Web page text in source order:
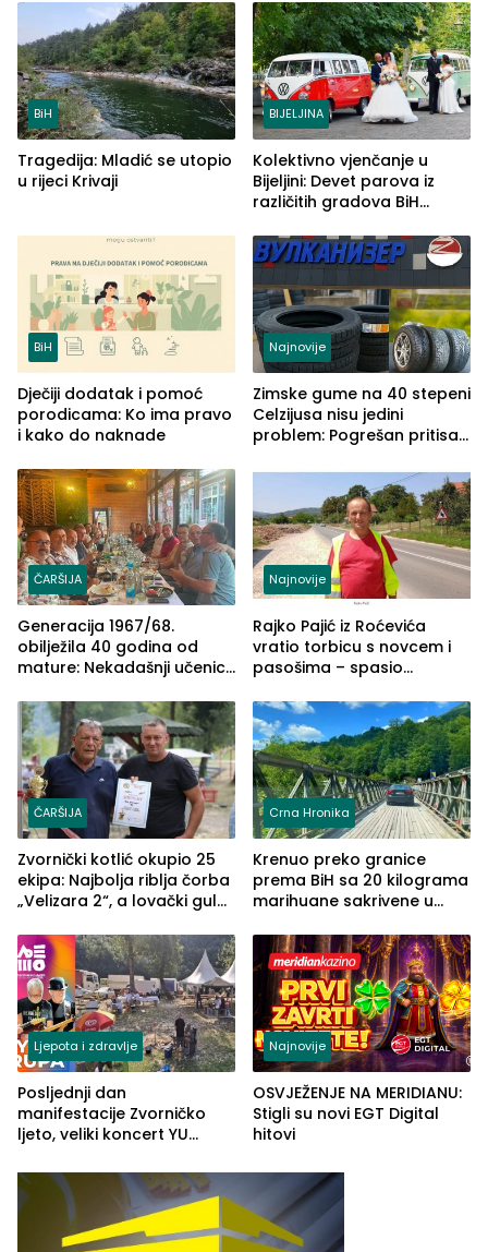
BiH
Tragedija: Mladić se utopio
u rijeci Krivaji
BIJELJINA
Kolektivno vjenčanje u
Bijeljini: Devet parova iz
različitih gradova BiH
BiH
Dječiji dodatak i pomoć
porodicama: Ko ima pravo
i kako do naknade
Najnovije
Zimske gume na 40 stepeni
Celzijusa nisu jedini
problem: Pogrešan pritisak
ČARŠIJA
Generacija 1967/68.
obilježila 40 godina od
mature: Nekadašnji učenici
(FOTO)
Najnovije
Rajko Pajić iz Roćevića
vratio torbicu s novcem i
pasošima – spasio
Grčkoj
ČARŠIJA
Zvornički kotlić okupio 25
ekipa: Najbolja riblja čorba
„Velizara 2“, a lovački gulaš
Crna Hronika
Krenuo preko granice
prema BiH sa 20 kilograma
marihuane sakrivene u
Ljepota i zdravlje
Posljednji dan
manifestacije Zvorničko
ljeto, veliki koncert YU
ove godine
Najnovije
OSVJEŽENJE NA MERIDIANU:
Stigli su novi EGT Digital
hitovi